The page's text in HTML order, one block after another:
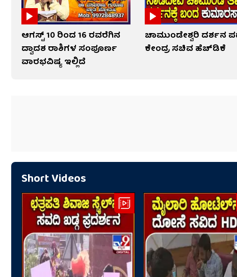
ಆಗಸ್ಟ್ 10 ರಿಂದ 16 ರವರೆಗಿನ
ದ್ವಾದಶ ರಾಶಿಗಳ ಸಂಪೂರ್ಣ
ವಾರಭವಿಷ್ಯ ಇಲ್ಲಿದೆ
ಚಾಮುಂಡೇಶ್ವರಿ ದರ್ಶನ
ಕೇಂದ್ರ ಸಚಿವ ಹೆಚ್​​ಡಿಕೆ
Short Videos